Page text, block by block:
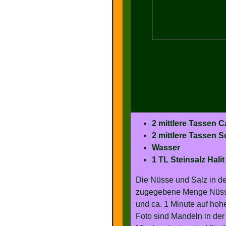
2 mittlere Tassen
2 mittlere Tassen
Wasser
1 TL Steinsalz Halit
Die Nüsse und Salz in
zugegebene Menge
und ca. 1 Minute auf
Foto sind Mandeln in